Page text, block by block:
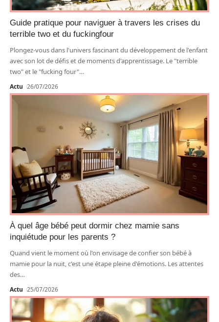
Guide pratique pour naviguer à travers les crises du
terrible two et du fuckingfour
Plongez-vous dans l'univers fascinant du développement de l'enfant
avec son lot de défis et de moments d'apprentissage. Le "terrible
two" et le "fucking four"…
Actu 26/07/2026
À quel âge bébé peut dormir chez mamie sans
inquiétude pour les parents ?
Quand vient le moment où l'on envisage de confier son bébé à
mamie pour la nuit, c'est une étape pleine d'émotions. Les attentes
des…
Actu 25/07/2026